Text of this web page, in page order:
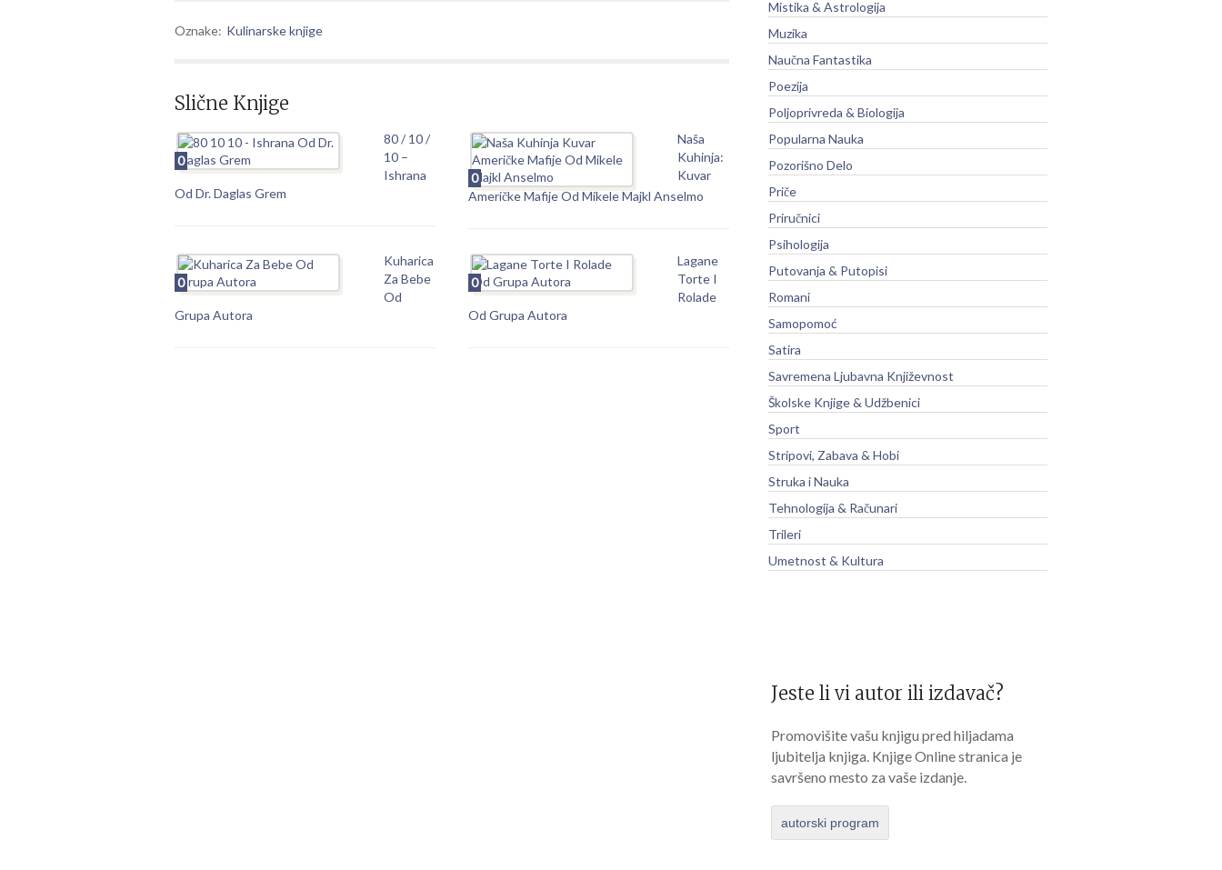
Oznake: Kulinarske knjige
Slične Knjige
0
80 / 10 /
10 –
Ishrana
Od Dr. Daglas Grem
0
Naša
Kuhinja:
Kuvar
Američke Mafije Od Mikele Majkl Anselmo
0
Kuharica
Za Bebe
Od
Grupa Autora
0
Lagane
Torte I
Rolade
Od Grupa Autora
Mistika & Astrologija
Muzika
Naučna Fantastika
Poezija
Poljoprivreda & Biologija
Popularna Nauka
Pozorišno Delo
Priče
Priručnici
Psihologija
Putovanja & Putopisi
Romani
Samopomoć
Satira
Savremena Ljubavna Književnost
Školske Knjige & Udžbenici
Sport
Stripovi, Zabava & Hobi
Struka i Nauka
Tehnologija & Računari
Trileri
Umetnost & Kultura
Jeste li vi autor ili izdavač?
Promovišite vašu knjigu pred hiljadama
ljubitelja knjiga. Knjige Online stranica je
savršeno mesto za vaše izdanje.
autorski program